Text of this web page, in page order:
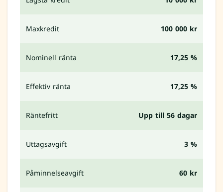
Maxkredit 100 000 kr
Nominell ränta 17,25 %
Effektiv ränta 17,25 %
Räntefritt Upp till 56 dagar
Uttagsavgift 3 %
Påminnelseavgift 60 kr